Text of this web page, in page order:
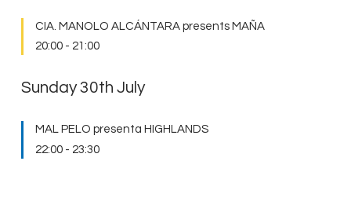
CIA. MANOLO ALCÁNTARA presents MAÑA
20:00 - 21:00
Sunday 30th July
MAL PELO presenta HIGHLANDS
22:00 - 23:30